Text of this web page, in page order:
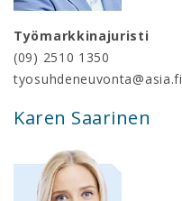
Työmarkkinajuristi
(09) 2510 1350
tyosuhdeneuvonta@asia.fi
Karen Saarinen